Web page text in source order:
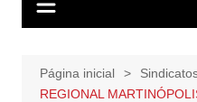
Página inicial
REGIONAL